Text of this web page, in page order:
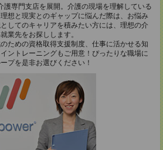
専門支店を展開。介護の現場を理解している
想と現実とのギャップに悩んだ際は、お悩み
してのキャリアを積みたい方には、理想の介
業先をお探しします。
ための資格取得支援制度、仕事に活かせる知
ントレーニングもご用意！ぴったりな職場に
プを是非お選びください！